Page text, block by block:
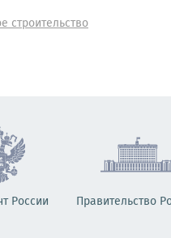
строительство
России Правительство